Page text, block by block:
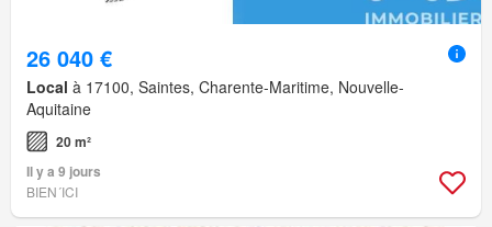
26 040 €
Local à 17100, Saintes, Charente-Maritime, Nouvelle-
Aquitaine
20 m²
Il y a 9 jours
BIEN´ICI